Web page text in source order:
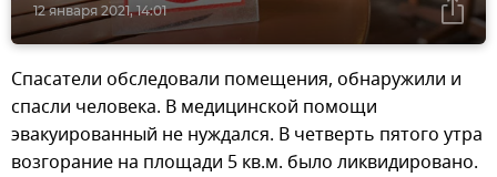
12 января 2021, 14:01
Спасатели обследовали помещения, обнаружили и
спасли человека. В медицинской помощи
эвакуированный не нуждался. В четверть пятого утра
возгорание на площади 5 кв.м. было ликвидировано.